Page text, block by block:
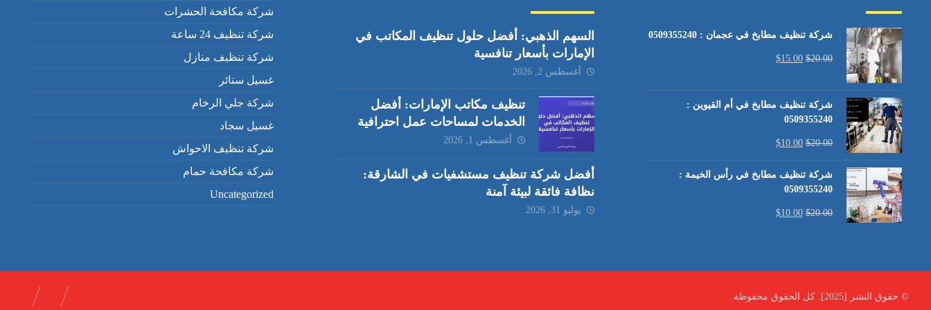
شركة تنظيف مطابخ في عجمان : 0509355240
$20.00
$15.00
شركة تنظيف مطابخ في أم القيوين :
0509355240
$20.00
$10.00
شركة تنظيف مطابخ في رأس الخيمة :
0509355240
$20.00
$10.00
السهم الذهبي: أفضل حلول تنظيف المكاتب في
الإمارات بأسعار تنافسية
أغسطس 2, 2026
تنظيف مكاتب الإمارات: أفضل
الخدمات لمساحات عمل احترافية
أغسطس 1, 2026
أفضل شركة تنظيف مستشفيات في الشارقة:
نظافة فائقة لبيئة آمنة
يوليو 31, 2026
شركة مكافحة الحشرات
شركة تنظيف 24 ساعة
شركة تنظيف منازل
غسيل ستائر
شركة جلي الرخام
غسيل سجاد
شركة تنظيف الاحواش
شركة مكافحة حمام
Uncategorized
© حقوق النشر [2025]. كل الحقوق محفوظة.